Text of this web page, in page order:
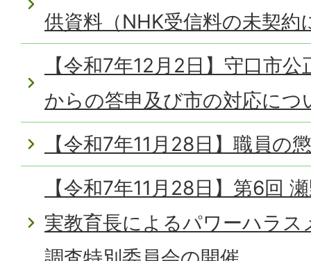
供資料（NHK受信料の未契約
【令和7年12月2日】守口市
からの答申及び市の対応につ
【令和7年11月28日】職員の
【令和7年11月28日】第6回
実教育長によるパワーハラ